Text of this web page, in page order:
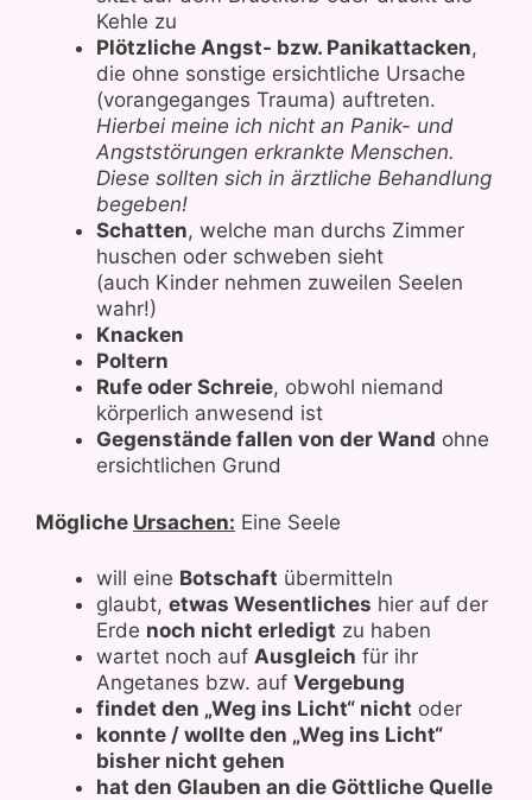
Kehle zu
Plötzliche Angst- bzw. Panikattacken,
die ohne sonstige ersichtliche Ursache
(vorangeganges Trauma) auftreten.
Hierbei meine ich nicht an Panik- und
Angststörungen erkrankte Menschen.
Diese sollten sich in ärztliche Behandlung
begeben!
Schatten, welche man durchs Zimmer
huschen oder schweben sieht
(auch Kinder nehmen zuweilen Seelen
wahr!)
Knacken
Poltern
Rufe oder Schreie, obwohl niemand
körperlich anwesend ist
Gegenstände fallen von der Wand ohne
ersichtlichen Grund
Mögliche Ursachen: Eine Seele
will eine Botschaft übermitteln
glaubt, etwas Wesentliches hier auf der
Erde noch nicht erledigt zu haben
wartet noch auf Ausgleich für ihr
Angetanes bzw. auf Vergebung
findet den „Weg ins Licht“ nicht oder
konnte / wollte den „Weg ins Licht“
bisher nicht gehen
hat den Glauben an die Göttliche Quelle